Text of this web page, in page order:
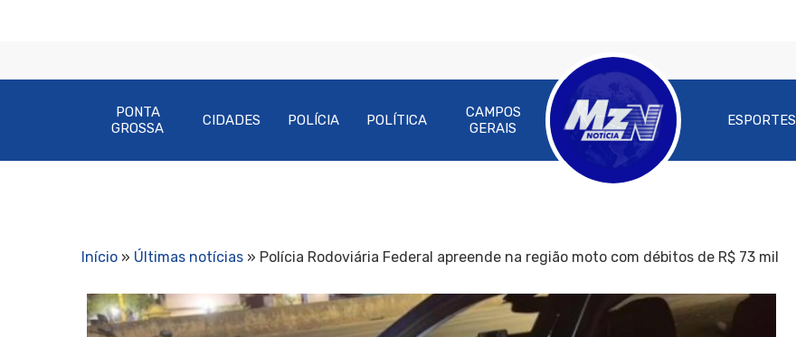
PONTA
GROSSA
CIDADES POLÍCIA POLÍTICA
CAMPOS
GERAIS
ESPORTES
Início » Últimas notícias » Polícia Rodoviária Federal apreende na região moto com débitos de R$ 73 mil